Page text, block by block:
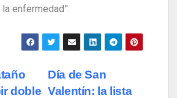
enfermedad”.
Día de San
Valentín: la lista
doble